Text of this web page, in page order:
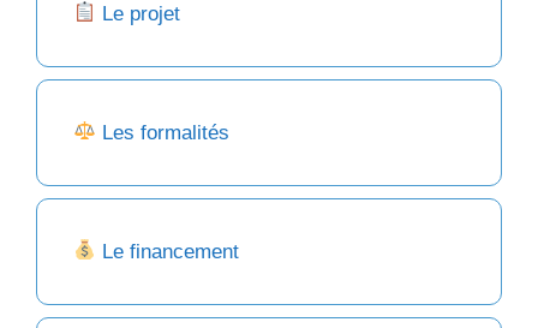
Le projet
Les formalités
Le financement